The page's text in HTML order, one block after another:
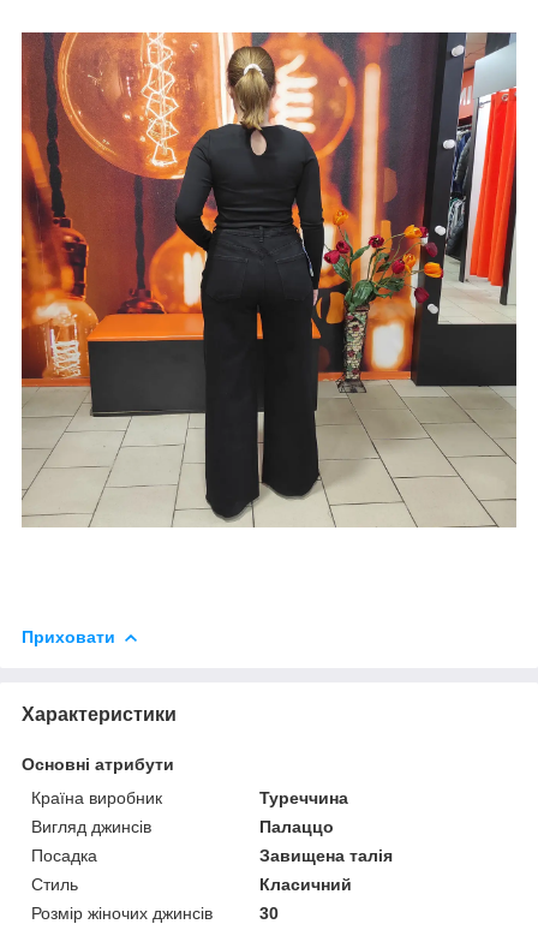
Приховати
Характеристики
Основні атрибути
Країна виробник
Туреччина
Вигляд джинсів
Палаццо
Посадка
Завищена талія
Стиль
Класичний
Розмір жіночих джинсів
30